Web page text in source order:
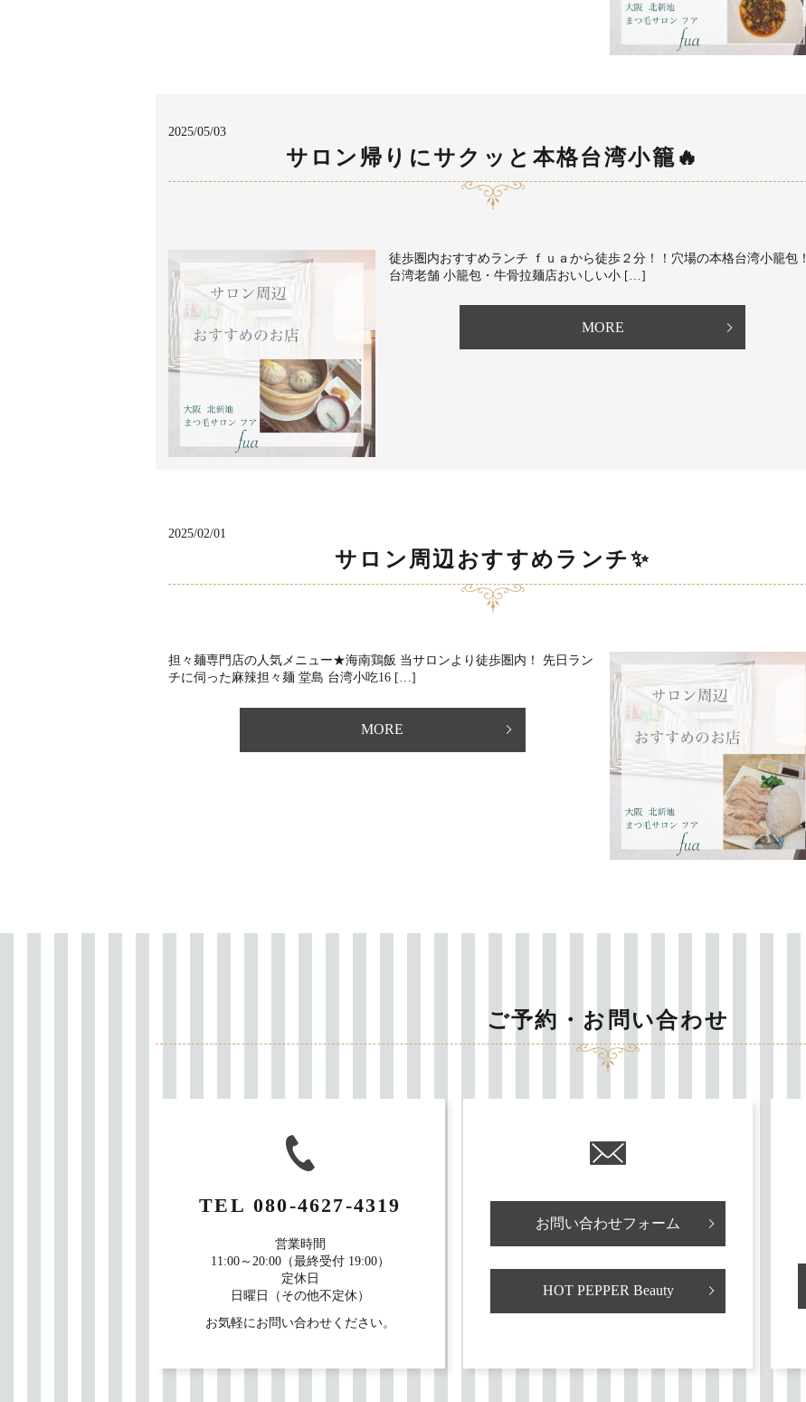
2025/05/03
サロン帰りにサクッと本格台湾小籠🔥
徒歩圏内おすすめランチ ｆｕａから徒歩２分！！穴場の本格台湾小籠包！⁡
台湾老舗 小籠包・牛骨拉麺店⁡おいしい小 […]
MORE
2025/02/01
サロン周辺おすすめランチ✨
担々麺専門店の人気メニュー★海南鶏飯 当サロンより徒歩圏内！ 先日ラン
チに伺った麻辣担々麺 堂島 台湾小吃16 […]
MORE
ご予約・お問い合わせ
TEL080-4627-4319
営業時間
11:00～20:00（最終受付 19:00）
定休日
日曜日（その他不定休）
お気軽にお問い合わせください。
お問い合わせフォーム
HOT PEPPER Beauty